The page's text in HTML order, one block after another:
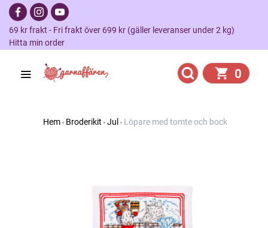
69 kr frakt - Fri frakt över 699 kr (gäller leveranser under 2 kg)
Hitta min order
0
Hem Broderikit Jul Löpare med tomte och bock